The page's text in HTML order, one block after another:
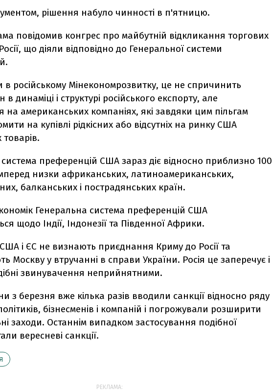
рішення набуло чинності в п'ятницю.
повідомив конгрес про майбутній відкликання торгових
що діяли відповідно до Генеральної системи
в російському Мінекономрозвитку, це не спричинить
в динаміці і структурі російського експорту, але
на американських компаніях, які завдяки цим пільгам
на купівлі рідкісних або відсутніх на ринку США
преференцій США зараз діє відносно приблизно 100
низки африканських, латиноамериканських,
балканських і пострадянських країн.
Генеральна система преференцій США
щодо Індії, Індонезії та Південної Африки.
і ЄС не визнають приєднання Криму до Росії та
Москву у втручанні в справи України. Росія це заперечує і
звинувачення неприйнятними.
з березня вже кілька разів вводили санкції відносно ряду
бізнесменів і компаній і погрожували розширити
заходи. Останнім випадком застосування подібної
вересневі санкції.
РЕКЛАМА: